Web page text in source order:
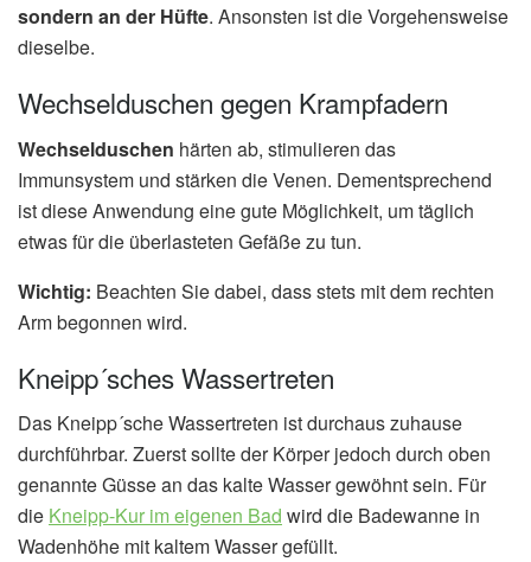
sondern an der Hüfte. Ansonsten ist die Vorgehensweise
dieselbe.
Wechselduschen gegen Krampfadern
Wechselduschen härten ab, stimulieren das
Immunsystem und stärken die Venen. Dementsprechend
ist diese Anwendung eine gute Möglichkeit, um täglich
etwas für die überlasteten Gefäße zu tun.
Wichtig: Beachten Sie dabei, dass stets mit dem rechten
Arm begonnen wird.
Kneipp´sches Wassertreten
Das Kneipp´sche Wassertreten ist durchaus zuhause
durchführbar. Zuerst sollte der Körper jedoch durch oben
genannte Güsse an das kalte Wasser gewöhnt sein. Für
die Kneipp-Kur im eigenen Bad wird die Badewanne in
Wadenhöhe mit kaltem Wasser gefüllt.